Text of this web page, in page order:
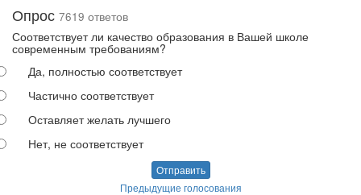
Опрос 7619 ответов
Соответствует ли качество образования в Вашей школе
современным требованиям?
Да, полностью соответствует
Частично соответствует
Оставляет желать лучшего
Нет, не соответствует
Отправить
Предыдущие голосования